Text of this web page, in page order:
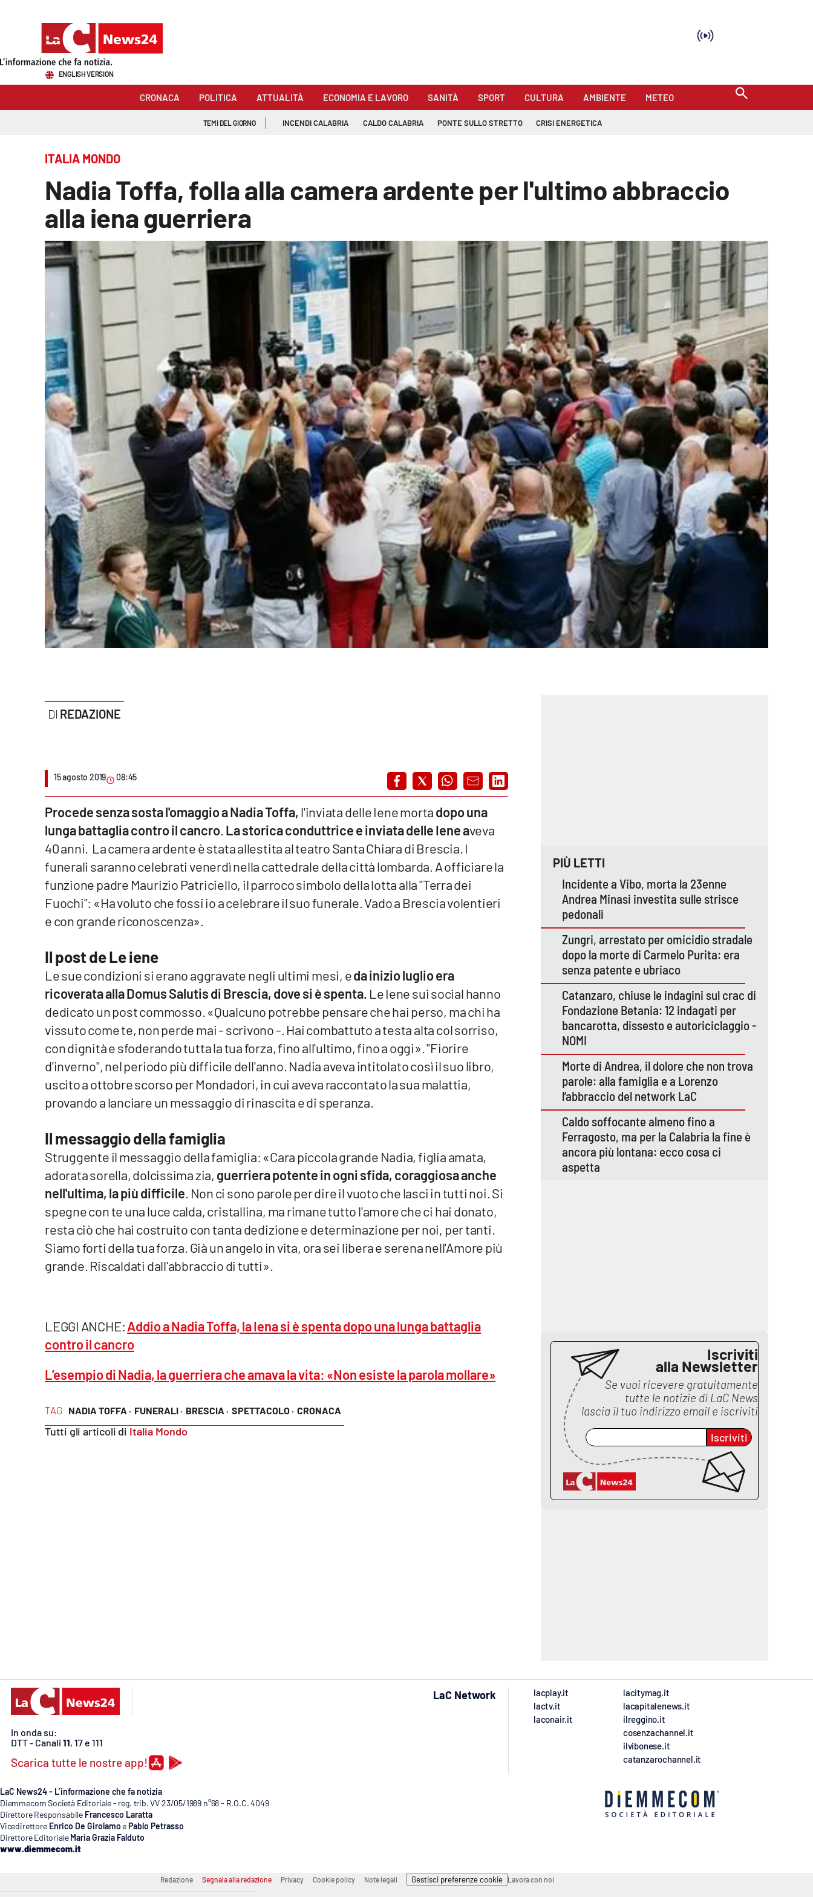
Sezioni
Economia e lavoro
Economia e Lavoro
Parchi Marini Calabria
Imprese Di Calabria
Venti di comunicazione
Streaming
LaC Network
Reggio Calabria
Buona Sanità Calabria
Catanzarochannel.it
App
ENGLISH VERSION
CRONACA POLITICA ATTUALITÀ ECONOMIA E LAVORO SANITÀ SPORT CULTURA AMBIENTE METEO
TEMI DEL GIORNO INCENDI CALABRIA CALDO CALABRIA PONTE SULLO STRETTO CRISI ENERGETICA
ITALIA MONDO
Nadia Toffa, folla alla camera ardente per l'ultimo abbraccio
alla iena guerriera
REDAZIONE
15 agosto 2019 08:45
TAG NADIA TOFFA · FUNERALI · BRESCIA · SPETTACOLO · CRONACA
Tutti gli articoli di Italia Mondo
Procede senza sosta l'omaggio a Nadia Toffa,l'inviata delle Iene mortadopo una
lunga battaglia contro il cancro La storica conduttrice e inviata delle Iene aveva
40 anni. La camera ardente è stata allestita al teatro Santa Chiara di Brescia. I
funerali saranno celebrati venerdì nella cattedrale della città lombarda. A officiare la
funzione padre Maurizio Patriciello, il parroco simbolo della lotta alla "Terra dei
Fuochi": «Ha voluto che fossi io a celebrare il suo funerale. Vado a Brescia volentieri
e con grande riconoscenza».
Il post de Le iene
Le sue condizioni si erano aggravate negli ultimi mesi, eda inizio luglio era
ricoverata alla Domus Salutis di Brescia, dove si è spenta. Le Iene sui social hanno
dedicato un post commosso. «Qualcuno potrebbe pensare che hai perso, ma chi ha
vissuto come te, non perde mai - scrivono -. Hai combattuto a testa alta col sorriso,
con dignità e sfoderando tutta la tua forza, fino all'ultimo, fino a oggi». "Fiorire
d'inverno", nel periodo più difficile dell'anno. Nadia aveva intitolato così il suo libro,
uscito a ottobre scorso per Mondadori, in cui aveva raccontato la sua malattia,
provando a lanciare un messaggio di rinascita e di speranza.
Il messaggio della famiglia
Struggente il messaggio della famiglia: «Cara piccola grande Nadia, figlia amata,
adorata sorella, dolcissima zia, guerriera potente in ogni sfida, coraggiosa anche
nell'ultima, la più difficile . Non ci sono parole per dire il vuoto che lasci in tutti noi. Si
spegne con te una luce calda, cristallina, ma rimane tutto l'amore che ci hai donato,
resta ciò che hai costruito con tanta dedizione e determinazione per noi, per tanti.
Siamo forti della tua forza. Già un angelo in vita, ora sei libera e serena nell'Amore più
grande. Riscaldati dall'abbraccio di tutti».
LEGGI ANCHE:Addio a Nadia Toffa, la Iena si è spenta dopo una lunga battaglia
contro il cancro
L’esempio di Nadia, la guerriera che amava la vita: «Non esiste la parola mollare»
PIÙ LETTI
Incidente a Vibo, morta la 23enne
Andrea Minasi investita sulle strisce
pedonali
Zungri, arrestato per omicidio stradale
dopo la morte di Carmelo Purita: era
senza patente e ubriaco
Catanzaro, chiuse le indagini sul crac di
Fondazione Betania: 12 indagati per
bancarotta, dissesto e autoriciclaggio -
NOMI
Morte di Andrea, il dolore che non trova
parole: alla famiglia e a Lorenzo
l’abbraccio del network LaC
Caldo soffocante almeno fino a
Ferragosto, ma per la Calabria la fine è
ancora più lontana: ecco cosa ci
aspetta
Iscriviti
alla Newsletter
Se vuoi ricevere gratuitamente
tutte le notizie di LaC News
lascia il tuo indirizzo email e iscriviti
Iscriviti
In onda su:
DTT - Canali 11, 17 e 111
Scarica tutte le nostre app!
LaC Network
lacplay.it
lactv.it
laconair.it
lacitymag.it
lacapitalenews.it
ilreggino.it
cosenzachannel.it
ilvibonese.it
catanzarochannel.it
LaC News24 - L’informazione che fa notizia
Diemmecom Società Editoriale - reg. trib. VV 23/05/1989 n°68 - R.O.C. 4049
Direttore Responsabile Francesco Laratta
Vicedirettore Enrico De Girolamo e Pablo Petrasso
Direttore Editoriale Maria Grazia Falduto
www.diemmecom.it
Redazione Segnala alla redazione Privacy Cookie policy Note legali Gestisci preferenze cookie Lavora con noi